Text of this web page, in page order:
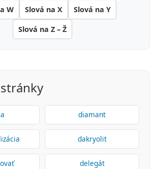
W Slová na X Slová na Y
Slová na Z – Ž
diamant
dakryolit
delegát